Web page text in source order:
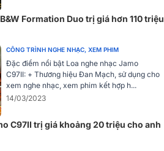
Lute tạo ra một âm hình và âm trường
có hình dáng elliptical, lấy cảm
Stradivari mang lại hiệu ứng âm thanh
Formation Duo trị giá hơn 110 triệu
CÔNG TRÌNH NGHE NHẠC, XEM PHIM
Đặc điểm nổi bật Loa nghe nhạc Jamo
C97II: + Thương hiệu Đan Mạch, sử dụng cho
xem nghe nhạc, xem phim kết hợp h...
14/03/2023
C97II trị giá khoảng 20 triệu cho anh